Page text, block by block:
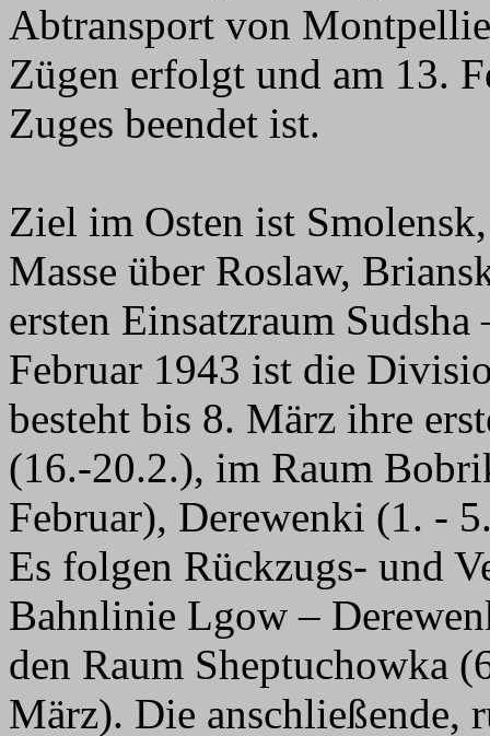
Abtransport von
Zügen erfolgt und am 13.
Zuges beendet ist.
Ziel im Osten ist
Masse über Roslaw,
ersten Einsatzraum
Februar 1943 ist die
besteht bis 8. März ihre
(16.-20.2.), im Raum
Februar), Derewenki (1. -
Es folgen Rückzugs- und
Bahnlinie Lgow –
den Raum Sheptuchowka
März). Die anschließende,